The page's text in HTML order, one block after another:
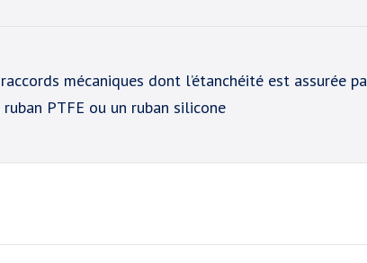
mécaniques dont l’étanchéité est
PTFE ou un ruban silicone